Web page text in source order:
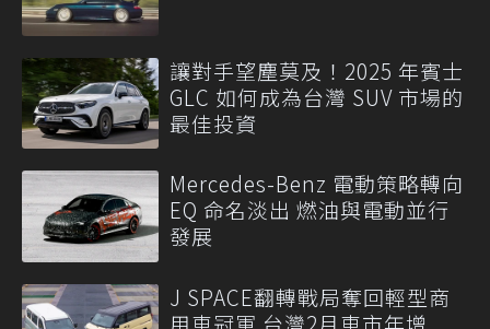
讓對手望塵莫及！2025 年賓士
GLC 如何成為台灣 SUV 市場的
最佳投資
Mercedes-Benz 電動策略轉向
EQ 命名淡出 燃油與電動並行
發展
J SPACE翻轉戰局奪回輕型商
用車冠軍 台灣2月車市年增